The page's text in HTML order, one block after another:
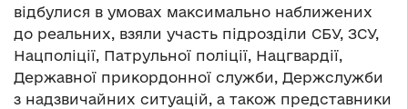
відбулися в умовах максимально наближених
до реальних, взяли участь підрозділи СБУ, ЗСУ,
Нацполіції, Патрульної поліції, Нацгвардії,
Державної прикордонної служби, Держслужби
з надзвичайних ситуацій, а також представники